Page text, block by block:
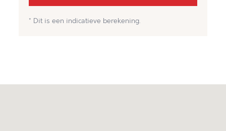
* Dit is een indicatieve berekening.